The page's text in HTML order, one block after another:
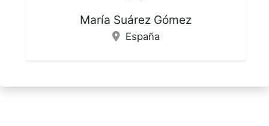
María Suárez Gómez
España